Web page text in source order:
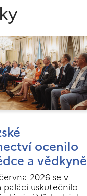
ocenilo
a vědkyně
2026 se v
paláci uskutečnilo